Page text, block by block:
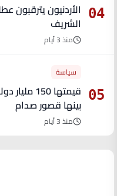
04 الأردنيون يترقبون
الشريف
منذ 3 أيام
05
سياسة
بينها قصور صدام
منذ 3 أيام